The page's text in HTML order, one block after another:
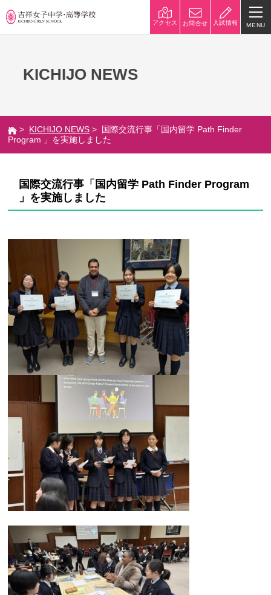
アクセス お問合せ 入試情報 MENU
校長挨拶
八王子キャンパス 学校規模
災害への対策 学校紹介動画
吉祥での学び
カリキュラム 授業、各教科の取り組み
補習・教養講座・公開講座・
高大連携・講習・勉強合宿
ライフスキルプログラム
芸術教育 課外授業
図書館教育 ICT機器の活用
学校生活
吉祥の一日 年間行事
委員会活動・部活動 学校生活Q&A
生徒居住地・通学時間
大学合格実績 進路プログラム
卒業生のメッセージ 卒業生の活躍
KICHIJO NEWS
> KICHIJO NEWS > 国際交流行事「国内留学 Path Finder
Program 」を実施しました
国際交流行事「国内留学 Path Finder Program
」を実施しました